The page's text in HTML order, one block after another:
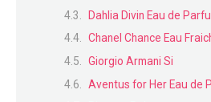
Dahlia Divin Eau de
Chanel Chance Eau
Giorgio Armani Si
Aventus for Her Eau de